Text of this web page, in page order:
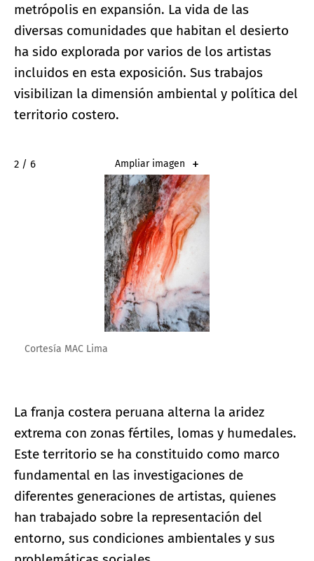
metrópolis en expansión. La vida de las
diversas comunidades que habitan el desierto
ha sido explorada por varios de los artistas
incluidos en esta exposición. Sus trabajos
visibilizan la dimensión ambiental y política del
territorio costero.
2 / 6 Ampliar imagen
Cortesía MAC Lima
La franja costera peruana alterna la aridez
extrema con zonas fértiles, lomas y humedales.
Este territorio se ha constituido como marco
fundamental en las investigaciones de
diferentes generaciones de artistas, quienes
han trabajado sobre la representación del
entorno, sus condiciones ambientales y sus